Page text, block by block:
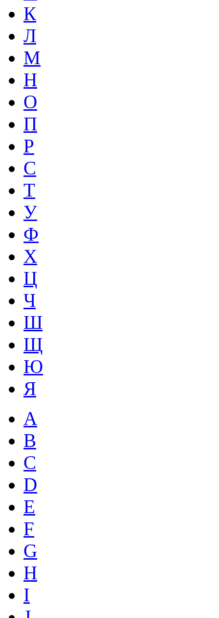
К
Л
М
Н
О
П
Р
С
Т
У
Ф
Х
Ц
Ч
Ш
Щ
Ю
Я
A
B
C
D
E
F
G
H
I